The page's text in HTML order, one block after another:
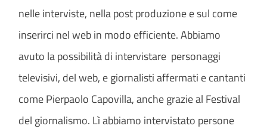
nelle interviste, nella post produzione e sul come
inserirci nel web in modo efficiente. Abbiamo
avuto la possibilità di intervistare personaggi
televisivi, del web, e giornalisti affermati e cantanti
come Pierpaolo Capovilla, anche grazie al Festival
del giornalismo. Lì abbiamo intervistato persone